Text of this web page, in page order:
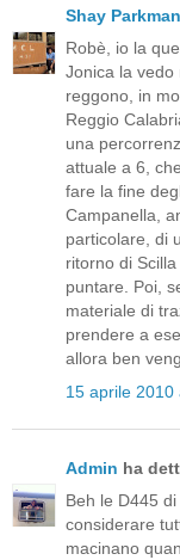
Shay Parkman
Robè, io la
Jonica la vedo
reggono, in
Reggio
una
attuale a 6,
fare la fine
Campanella,
particolare, di
ritorno di
puntare. Poi,
materiale di
prendere a
allora ben
15 aprile 2010
Admin ha
Beh le D445
considerare
macinano